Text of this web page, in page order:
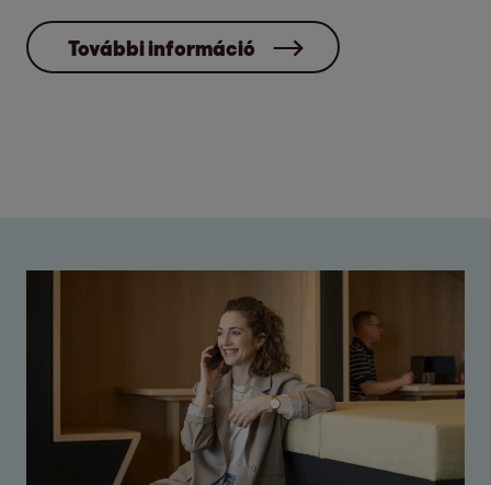
További információ